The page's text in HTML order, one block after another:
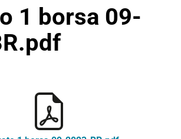
1 borsa 09-